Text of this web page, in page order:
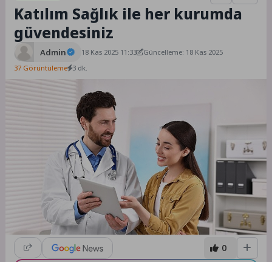
Katılım Sağlık ile her kurumda
güvendesiniz
Admin 18 Kas 2025 11:33
Güncelleme: 18 Kas 2025
37 Görüntüleme 3 dk.
0